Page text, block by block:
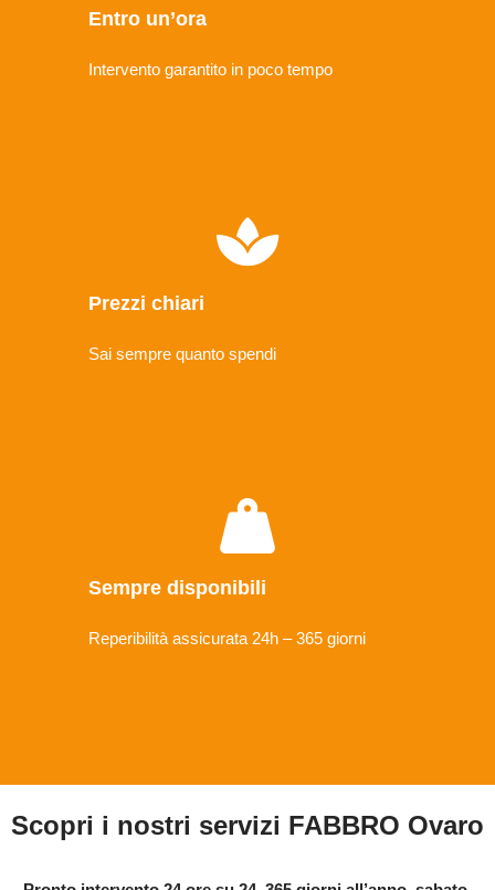
Entro un’ora
Intervento garantito in poco tempo
Prezzi chiari
Sai sempre quanto spendi
Sempre disponibili
Reperibilità assicurata 24h – 365 giorni
Scopri i nostri servizi FABBRO Ovaro